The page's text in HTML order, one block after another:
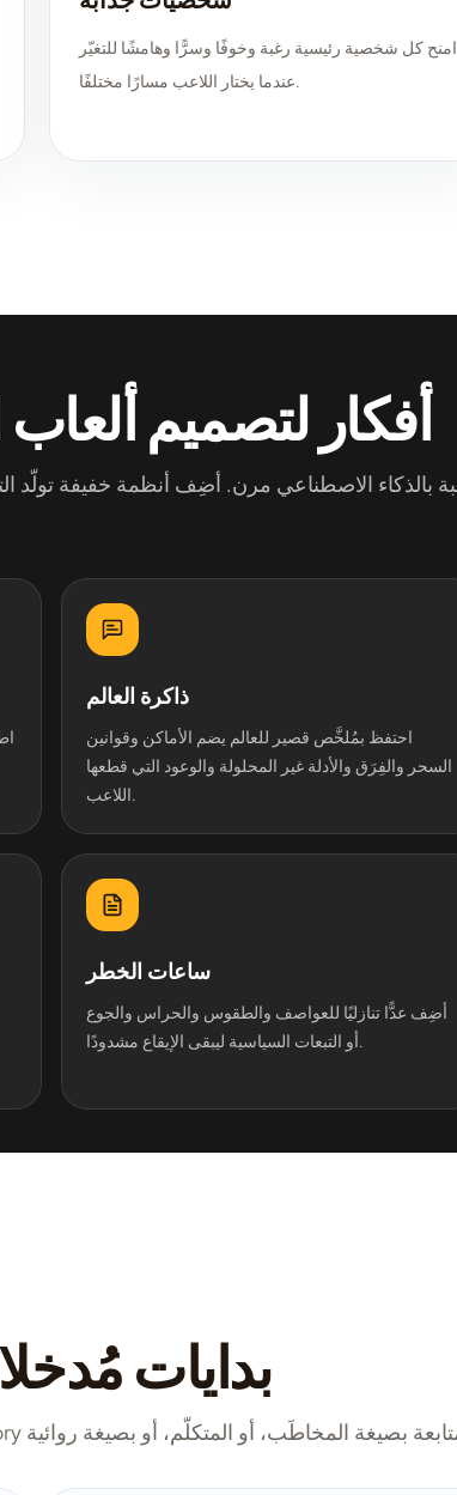
امنح كل شخصية رئيسية رغبة وخوفًا وسرًّا وهامشًا للتغيّر
عندما يختار اللاعب مسارًا مختلفًا.
أفكار لتصميم
ذاكرة العالم
احتفظ بمُلخَّص قصير للعالم يضم الأماكن وقوانين
السحر والفِرَق والأدلة غير المحلولة والوعود التي قطعها
اللاعب.
ساعات الخطر
أضِف عدًّا تنازليًا للعواصف والطقوس والحراس والجوع
أو التبعات السياسية ليبقى الإيقاع مشدودًا.
بدايات